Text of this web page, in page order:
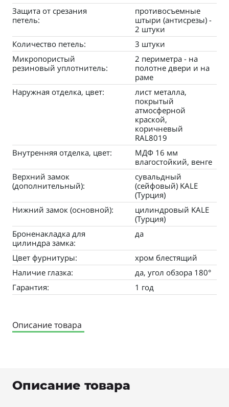
Защита от срезания
петель:
противосъемные
штыри (антисрезы) -
2 штуки
Количество петель:
3 штуки
Микропористый
резиновый уплотнитель:
2 периметра - на
полотне двери и на
раме
Наружная отделка, цвет:
лист металла,
покрытый
атмосферной
краской,
коричневый
RAL8019
Внутренняя отделка, цвет:
МДФ 16 мм
влагостойкий, венге
Верхний замок
(дополнительный):
сувальдный
(сейфовый) KALE
(Турция)
Нижний замок (основной):
цилиндровый KALE
(Турция)
Броненакладка для
цилиндра замка:
да
Цвет фурнитуры:
хром блестящий
Наличие глазка:
да, угол обзора 180°
Гарантия:
1 год
Описание товара
Описание товара